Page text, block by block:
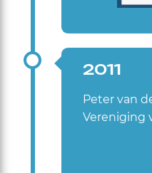
2011
Peter van
Vereniging